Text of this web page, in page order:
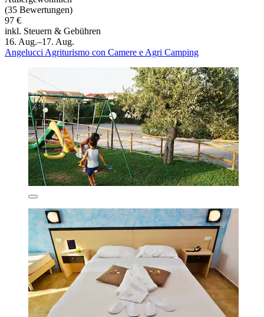
(35 Bewertungen)
97 €
inkl. Steuern & Gebühren
16. Aug.–17. Aug.
Angelucci Agriturismo con Camere e Agri Camping